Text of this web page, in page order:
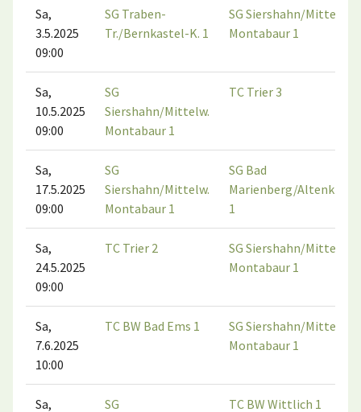
Sa,
3.5.2025
09:00
SG Traben-
Tr./Bernkastel-K. 1
SG Siershahn/Mittelw.
Montabaur 1
Sa,
10.5.2025
09:00
SG
Siershahn/Mittelw.
Montabaur 1
TC Trier 3
Sa,
17.5.2025
09:00
SG
Siershahn/Mittelw.
Montabaur 1
SG Bad
Marienberg/
1
Sa,
24.5.2025
09:00
TC Trier 2
SG Siershahn/Mittelw.
Montabaur 1
Sa,
7.6.2025
10:00
TC BW Bad Ems 1
SG Siershahn/Mittelw.
Montabaur 1
Sa,
SG
TC BW Wittlich 1